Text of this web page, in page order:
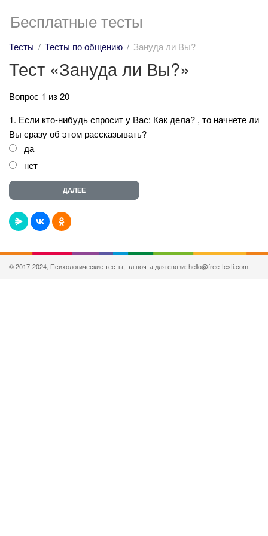
Бесплатные тесты
Тесты Тесты по общению Зануда ли Вы?
Тест «Зануда ли Вы?»
Вопрос 1 из 20
1. Если кто-нибудь спросит у Вас: Как дела? , то начнете ли
Вы сразу об этом рассказывать?
да
нет
© 2017-2024, Психологические тесты, эл.почта для связи: hello@free-testi.com.